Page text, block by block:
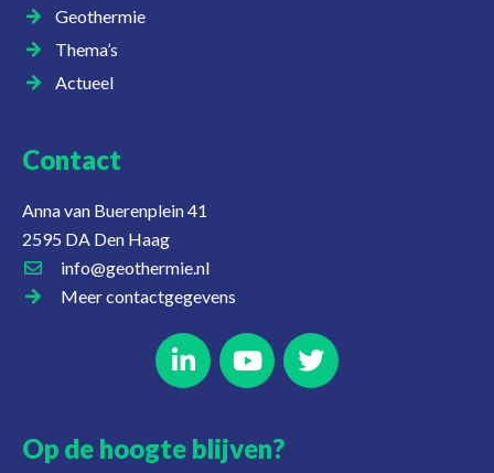
Geothermie
Thema’s
Actueel
Contact
Anna van Buerenplein 41
2595 DA Den Haag
info@geothermie.nl
Meer contactgegevens
Op de hoogte blijven?